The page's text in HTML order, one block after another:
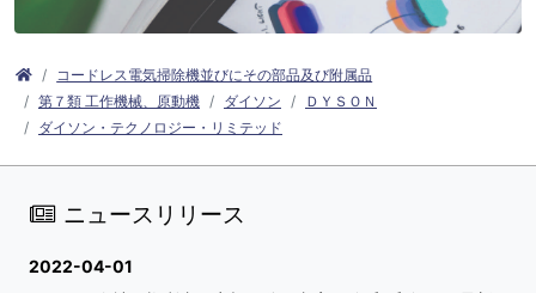
コードレス電気掃除機並びにその部品及び附属品
第７類 工作機械、原動機
ダイソン
ＤＹＳＯＮ
ダイソン・テクノロジー・リミテッド
ニュースリリース
2022-04-01